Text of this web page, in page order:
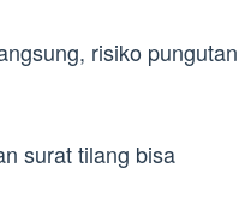
risiko pungutan
surat tilang bisa